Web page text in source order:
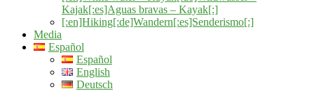
Kajak[:es]Aguas bravas – Kayak[:]
[:en]Hiking[:de]Wandern[:es]Senderismo[:]
Media
Español
Español
English
Deutsch